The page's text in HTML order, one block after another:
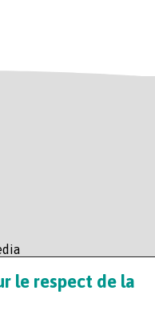
le respect de la